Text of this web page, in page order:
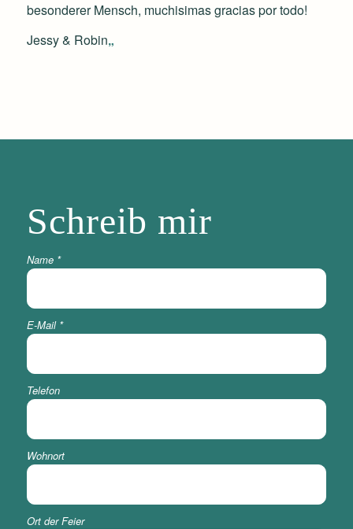
besonderer Mensch, muchisimas gracias por todo!
Jessy & Robin„
Schreib mir
Name *
E-Mail *
Telefon
Wohnort
Ort der Feier